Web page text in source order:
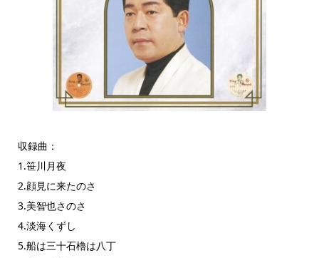
収録曲：
1.笹川月夜
2.顔見に来たのさ
3.美智也さのさ
4.淡海くずし
5.船は三十石櫓は八丁